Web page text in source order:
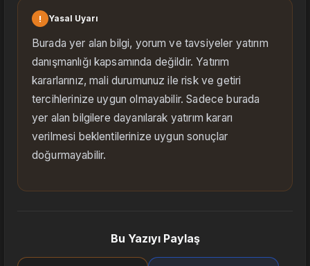
! Yasal Uyarı
Burada yer alan bilgi, yorum ve tavsiyeler yatırım
danışmanlığı kapsamında değildir. Yatırım
kararlarınız, mali durumunuz ile risk ve getiri
tercihlerinize uygun olmayabilir. Sadece burada
yer alan bilgilere dayanılarak yatırım kararı
verilmesi beklentilerinize uygun sonuçlar
doğurmayabilir.
Bu Yazıyı Paylaş